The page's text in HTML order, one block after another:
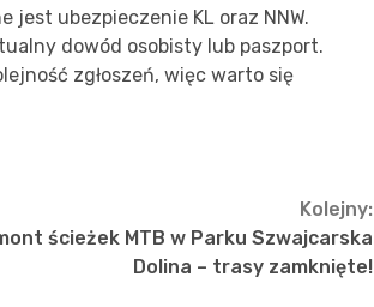
jest ubezpieczenie KL oraz NNW.
dowód osobisty lub paszport.
zgłoszeń, więc warto się
Kolejny:
ścieżek MTB w Parku Szwajcarska
Dolina – trasy zamknięte!